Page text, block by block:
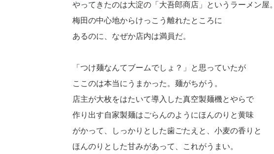
やってきたのは大淀の「大吾郎商店」というラーメン屋。
梅田の中心地からけっこう離れたところに
あるのに、なぜか店内は満員だ。
「つけ麺なんてブームでしょ？」と思っていたが
ここのは本当にうまかった。麺がちがう。
店主が大枚をはたいて導入した真空製麺機とやらで
作り出す自家製麺はごらんのようにほんのりと黄味
がかって、しっかりとした歯ごたえと、小麦の香りと
ほんのりとした甘みがあって、これがうまい。